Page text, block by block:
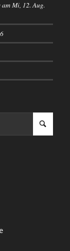
Mi, 12. Aug.